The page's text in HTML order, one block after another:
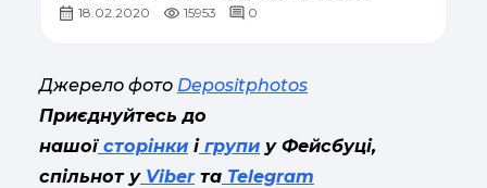
18.02.2020 15953 0
Джерело фото Depositphotos
Приєднуйтесь до
нашоїсторінки ігрупи у Фейсбуці,
спільнот уViberта Telegram